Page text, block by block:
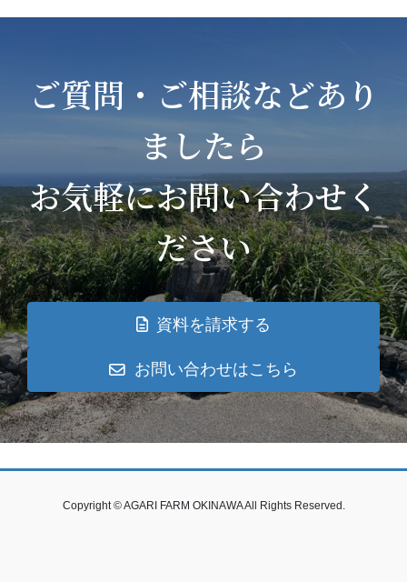
ご質問・ご相談などあり
ましたら
お気軽にお問い合わせく
ださい
資料を請求する
お問い合わせはこちら
Copyright © AGARI FARM OKINAWA All Rights Reserved.